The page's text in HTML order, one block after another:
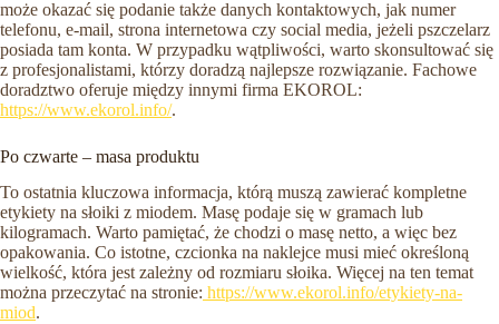
może okazać się podanie także danych kontaktowych, jak numer
telefonu, e-mail, strona internetowa czy social media, jeżeli pszczelarz
posiada tam konta. W przypadku wątpliwości, warto skonsultować się
z profesjonalistami, którzy doradzą najlepsze rozwiązanie. Fachowe
doradztwo oferuje między innymi firma EKOROL:
https://www.ekorol.info/.
Po czwarte – masa produktu
To ostatnia kluczowa informacja, którą muszą zawierać kompletne
etykiety na słoiki z miodem. Masę podaje się w gramach lub
kilogramach. Warto pamiętać, że chodzi o masę netto, a więc bez
opakowania. Co istotne, czcionka na naklejce musi mieć określoną
wielkość, która jest zależny od rozmiaru słoika. Więcej na ten temat
można przeczytać na stronie: https://www.ekorol.info/etykiety-na-
miod.